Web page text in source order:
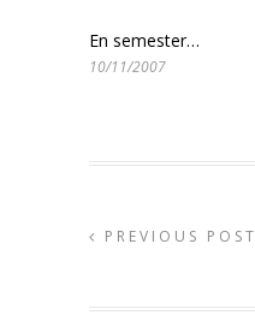
En semester…
10/11/2007
PREVIOUS POST